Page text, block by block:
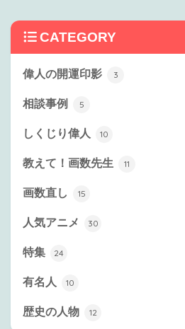
CATEGORY
偉人の開運印影 3
相談事例 5
しくじり偉人 10
教えて！画数先生 11
画数直し 15
人気アニメ 30
特集 24
有名人 10
歴史の人物 12